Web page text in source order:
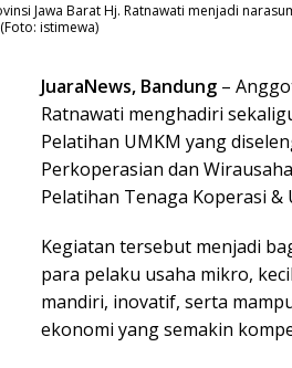
Jawa Barat Hj. Ratnawati menjadi
istimewa)
JuaraNews, Bandung –
Ratnawati menghadiri
Pelatihan UMKM yang
Perkoperasian dan
Pelatihan Tenaga Koperasi &
Kegiatan tersebut menjadi
para pelaku usaha mikro,
mandiri, inovatif, serta
ekonomi yang semakin